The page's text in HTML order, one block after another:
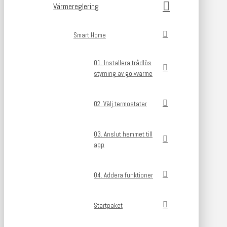
Värmereglering
Smart Home
01. Installera trådlös
styrning av golvvärme
02. Välj termostater
03. Anslut hemmet till
app
04. Addera funktioner
Startpaket